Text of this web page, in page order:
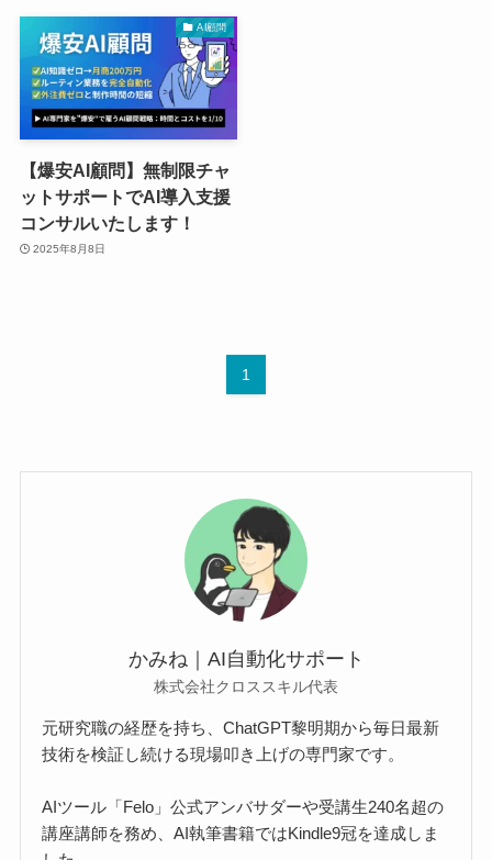
AI顧問
【爆安AI顧問】無制限チャ
ットサポートでAI導入支援
コンサルいたします！
2025年8月8日
1
かみね｜AI自動化サポート
株式会社クロススキル代表
元研究職の経歴を持ち、ChatGPT黎明期から毎日最新
技術を検証し続ける現場叩き上げの専門家です。
AIツール「Felo」公式アンバサダーや受講生240名超の
講座講師を務め、AI執筆書籍ではKindle9冠を達成しま